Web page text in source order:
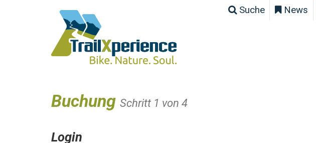
Suche News
Buchung Schritt 1 von 4
Login